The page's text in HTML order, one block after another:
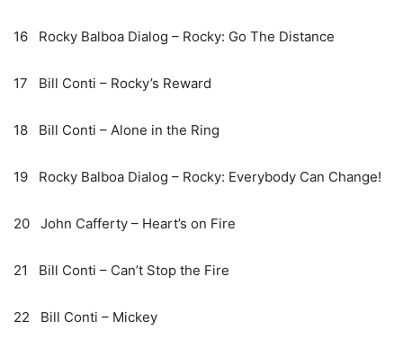
16 Rocky Balboa Dialog – Rocky: Go The Distance
17 Bill Conti – Rocky’s Reward
18 Bill Conti – Alone in the Ring
19 Rocky Balboa Dialog – Rocky: Everybody Can Change!
20 John Cafferty – Heart’s on Fire
21 Bill Conti – Can’t Stop the Fire
22 Bill Conti – Mickey